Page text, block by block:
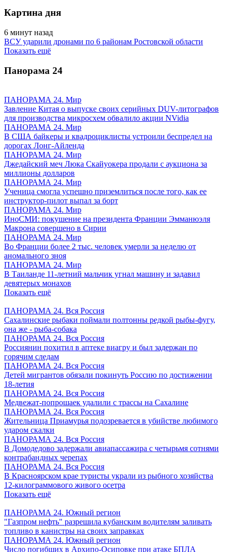
Картина дня
6 минут назад
ВСУ ударили дронами по 6 районам Ростовской области
Показать ещё
Панорама 24
ПАНОРАМА 24. Мир
Завление Китая о выпуске своих серийных DUV-литографов
для производства микросхем обвалило акции NVidia
ПАНОРАМА 24. Мир
В США байкеры и квадроциклисты устроили беспредел на
дорогах Лонг-Айленда
ПАНОРАМА 24. Мир
Джедайский меч Люка Скайуокера продали с аукциона за
миллионы долларов
ПАНОРАМА 24. Мир
Ученица смогла успешно приземлиться после того, как ее
инструктор-пилот выпал за борт
ПАНОРАМА 24. Мир
ИноСМИ: покушение на президента Франции Эмманюэля
Макрона совершено в Сирии
ПАНОРАМА 24. Мир
Во Франции более 2 тыс. человек умерли за неделю от
аномального зноя
ПАНОРАМА 24. Мир
В Таиланде 11-летний мальчик угнал машину и задавил
девятерых монахов
Показать ещё
ПАНОРАМА 24. Вся Россия
Сахалинские рыбаки поймали полтонны редкой рыбы-фугу,
она же - рыба-собака
ПАНОРАМА 24. Вся Россия
Россиянин похитил в аптеке виагру и был задержан по
горячим следам
ПАНОРАМА 24. Вся Россия
Детей мигрантов обязали покинуть Россию по достижении
18-летия
ПАНОРАМА 24. Вся Россия
Медвежат-попрошаек удалили с трассы на Сахалине
ПАНОРАМА 24. Вся Россия
Жительница Приамурья подозревается в убийстве любимого
ударом скалки
ПАНОРАМА 24. Вся Россия
В Домодедово задержали авиапассажира с четырьмя сотнями
контрабандных черепах
ПАНОРАМА 24. Вся Россия
В Красноярском крае туристы украли из рыбного хозяйства
12-килограммового живого осетра
Показать ещё
ПАНОРАМА 24. Южный регион
"Газпром нефть" разрешила кубанским водителям заливать
топливо в канистры на своих заправках
ПАНОРАМА 24. Южный регион
Число погибших в Архипо-Осиповке при атаке БПЛА